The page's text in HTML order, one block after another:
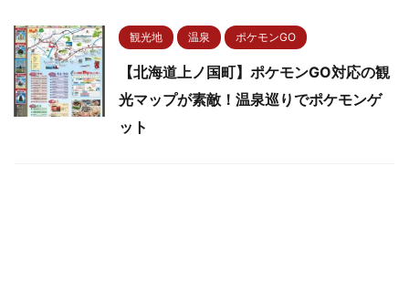
観光地 温泉 ポケモンGO
【北海道上ノ国町】ポケモンGO対応の観
光マップが素敵！温泉巡りでポケモンゲ
ット